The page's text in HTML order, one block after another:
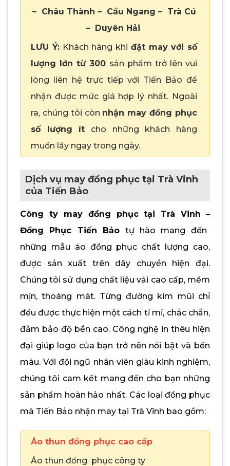
– Châu Thành – Cầu Ngang – Trà Cú
– Duyên Hải
LƯU Ý:Khách hàng khi đặt may với số
lượng lớn từ 300 sản phẩm trở lên vui
lòng liên hệ trực tiếp với Tiến Bảo để
nhận được mức giá hợp lý nhất. Ngoài
ra, chúng tôi còn nhận may đồng phục
số lượng ít cho những khách hàng
muốn lấy ngay trong ngày.
Dịch vụ may đồng phục tại Trà Vinh
của Tiến Bảo
Công ty may đồng phục tại Trà Vinh –
Đồng Phục Tiến Bảo tự hào mang đến
những mẫu áo đồng phục chất lượng cao,
được sản xuất trên dây chuyền hiện đại.
Chúng tôi sử dụng chất liệu vải cao cấp, mềm
mịn, thoáng mát. Từng đường kim mũi chỉ
đều được thực hiện một cách tỉ mỉ, chắc chắn,
đảm bảo độ bền cao. Công nghệ in thêu hiện
đại giúp logo của bạn trở nên nổi bật và bền
màu. Với đội ngũ nhân viên giàu kinh nghiệm,
chúng tôi cam kết mang đến cho bạn những
sản phẩm hoàn hảo nhất. Các loại đồng phục
mà Tiến Bảo nhận may tại Trà Vĩnh bao gồm:
Áo thun đồng phục cao cấp
Áo thun đồng phục công ty